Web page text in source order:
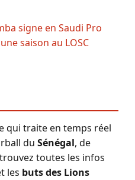
signe en Saudi Pro
saison au LOSC
qui traite en temps réel
du Sénégal, de
toutes les infos
les buts des Lions